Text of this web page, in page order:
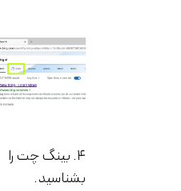
۴. بینگ چت را
بشناسید.